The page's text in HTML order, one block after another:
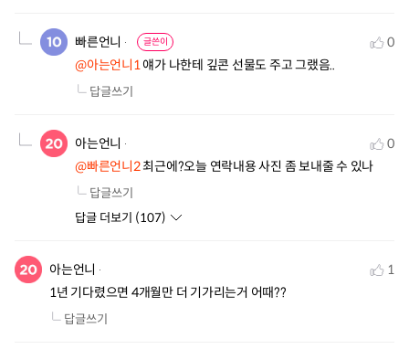
빠른언니 글쓴이
0
@아는언니1 얘가 나한테 깊콘 선물도 주고 그랬음..
답글쓰기
아는언니
0
@빠른언니2 최근에?오늘 연락내용 사진 좀 보내줄 수 있나
답글쓰기
답글 더보기 (107)
아는언니
1
1년 기다렸으면 4개월만 더 기가리는거 어때??
답글쓰기